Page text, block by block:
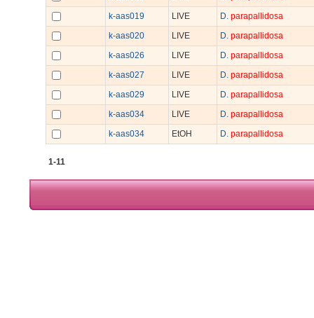
k-aas019
LIVE D. parapallidosa
k-aas020
LIVE D. parapallidosa
k-aas026
LIVE D. parapallidosa
k-aas027
LIVE D. parapallidosa
k-aas029
LIVE D. parapallidosa
k-aas034
LIVE D. parapallidosa
k-aas034
EtOH D. parapallidosa
1-11